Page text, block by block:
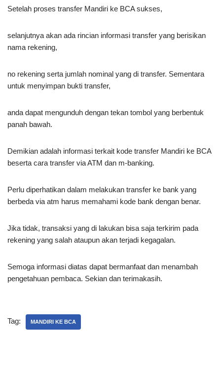
Setelah proses transfer Mandiri ke BCA sukses,
selanjutnya akan ada rincian informasi transfer yang berisikan
nama rekening,
no rekening serta jumlah nominal yang di transfer. Sementara
untuk menyimpan bukti transfer,
anda dapat mengunduh dengan tekan tombol yang berbentuk
panah bawah.
Demikian adalah informasi terkait kode transfer Mandiri ke BCA
beserta cara transfer via ATM dan m-banking.
Perlu diperhatikan dalam melakukan transfer ke bank yang
berbeda via atm harus memahami kode bank dengan benar.
Jika tidak, transaksi yang di lakukan bisa saja terkirim pada
rekening yang salah ataupun akan terjadi kegagalan.
Semoga informasi diatas dapat bermanfaat dan menambah
pengetahuan pembaca. Sekian dan terimakasih.
Tag: MANDIRI KE BCA